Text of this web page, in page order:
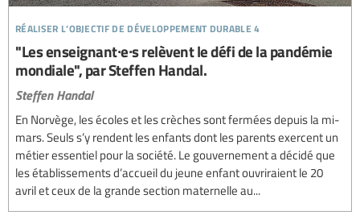
réaliser l’objectif de développement durable 4
"Les enseignant∙e∙s relèvent le défi de la pandémie
mondiale", par Steffen Handal.
Steffen Handal
En Norvège, les écoles et les crèches sont fermées depuis la mi-
mars. Seuls s’y rendent les enfants dont les parents exercent un
métier essentiel pour la société. Le gouvernement a décidé que
les établissements d’accueil du jeune enfant ouvriraient le 20
avril et ceux de la grande section maternelle au...